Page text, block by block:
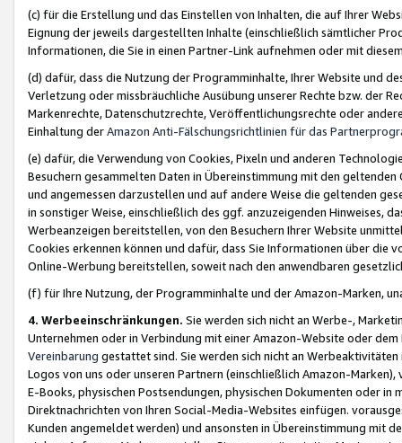
(c) für die Erstellung und das Einstellen von Inhalten, die auf Ihrer
Eignung der jeweils dargestellten Inhalte (einschließlich sämtlicher
Informationen, die Sie in einen Partner-Link aufnehmen oder mit
(d) dafür, dass die Nutzung der Programminhalte, Ihrer Website und
Verletzung oder missbräuchliche Ausübung unserer Rechte bzw. der
Markenrechte, Datenschutzrechte, Veröffentlichungsrechte oder
Einhaltung derAmazon Anti-Fälschungsrichtlinien für das
(e) dafür, die Verwendung von Cookies, Pixeln und anderen
Besuchern gesammelten Daten in Übereinstimmung mit den
und angemessen darzustellen und auf andere Weise die geltenden
in sonstiger Weise, einschließlich des ggf. anzuzeigenden Hinweises,
Werbeanzeigen bereitstellen, von den Besuchern Ihrer Website
Cookies erkennen können und dafür, dass Sie Informationen über die
Online-Werbung bereitstellen, soweit nach den anwendbaren
(f) für Ihre Nutzung, der Programminhalte und der Amazon-Marken,
4. Werbeeinschränkungen. Sie werden sich nicht an Werbe-,
Unternehmen oder in Verbindung mit einer Amazon-Website oder
Vereinbarung gestattet sind. Sie werden sich nicht an
Logos von uns oder unseren Partnern (einschließlich Amazon-
E-Books, physischen Postsendungen, physischen Dokumenten oder in
Direktnachrichten von Ihren Social-Media-Websites einfügen.
Kunden angemeldet werden) und ansonsten in Übereinstimmung mit